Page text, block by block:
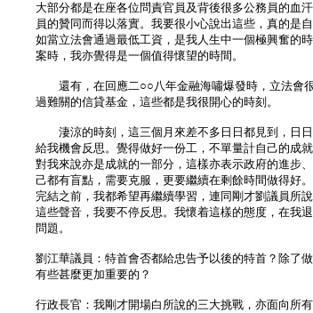
大部分都是在座各位問責官員及背後很多公務員的血
員的贊同而得以落實。我要很小心說出這些，真的是
如當立法會通過最低工資，是我人生中一個極興奮的
案時，我亦覺得是一個值得懷望的時間。
還有，在回應二○○八年金融海嘯爆發時，立法會
過難關的信貸基金，這些都是我很開心的時刻。
淒涼的時刻，這三個月來差不多日日都見到，日日
給我機會反思。覺得做好一份工，不單量計自己的成
對我來說亦是成就的一部分，這樣亦表示政府的進步
己都有盲點，需要克服，更要繼續在剩餘時間做得好
完結之前，我都希望再繼續學習，連同剛才劉議員所
這些聲音，我要不停反思。我懷着這樣的態度，在我
問題。
劉江華議員：特首會否都給忠告予以後的特首？除了
有些甚麼更加重要的？
行政長官：我剛才開場白所說的三大挑戰，亦面向所